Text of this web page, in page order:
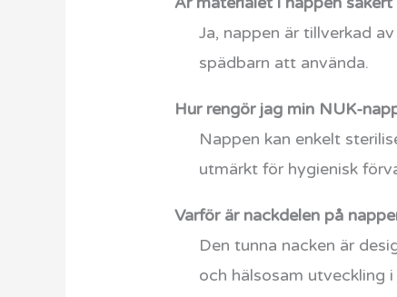
Ja, nappen är tillverkad
spädbarn att använda.
Hur rengör jag min NUK-
Nappen kan enkelt
utmärkt för hygienisk
Varför är nackdelen på
Den tunna nacken är
och hälsosam utveckling i